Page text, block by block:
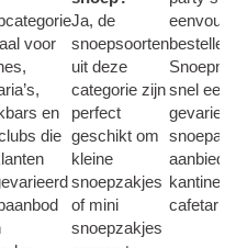
voor
en
die
Ja, de
snoepsoorten
uit deze
categorie zijn
perfect
geschikt om
kleine
snoepzakjes
of mini
snoepzakjes
snel een
kantine
cafetaria.